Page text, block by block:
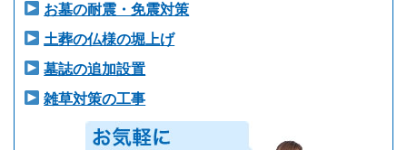
お墓の耐震・免震対策
土葬の仏様の堀上げ
墓誌の追加設置
雑草対策の工事